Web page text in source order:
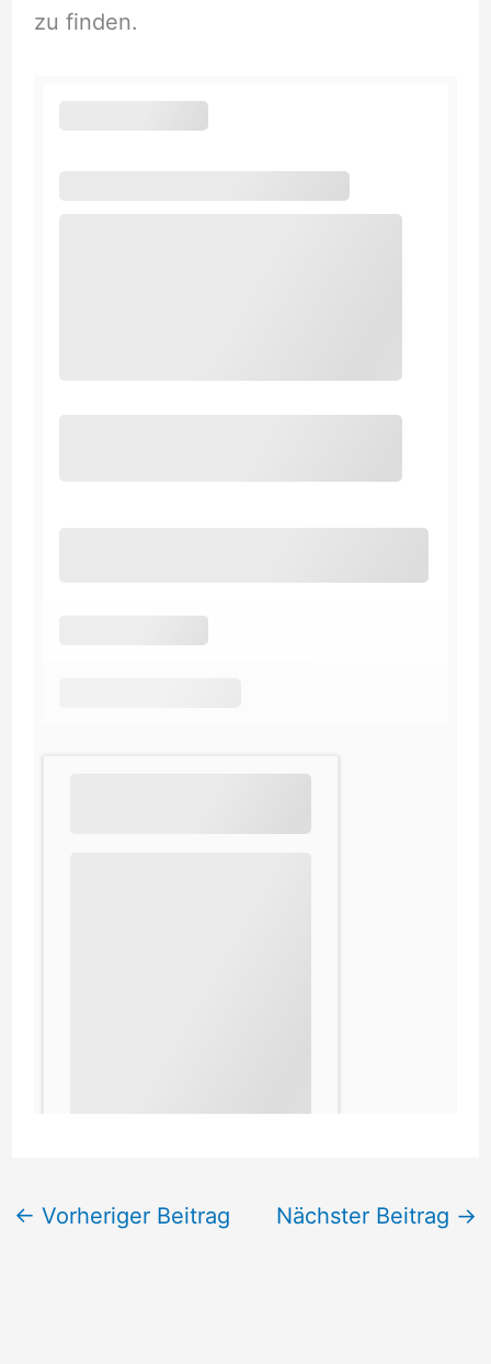
zu finden.
← Vorheriger Beitrag Nächster Beitrag →